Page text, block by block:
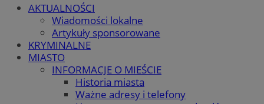
AKTUALNOŚCI
Wiadomości lokalne
Artykuły sponsorowane
KRYMINALNE
MIASTO
INFORMACJE O MIEŚCIE
Historia miasta
Ważne adresy i telefony